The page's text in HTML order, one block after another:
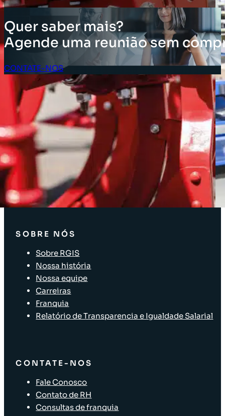
Quer saber mais?
Agende uma reunião sem
CONTATE-NOS
Acesso do Cliente
SOLUÇÕES
Soluções de inventário
Solução de Software Enterprise
Soluções para a cadeia de suprimentos
Identificação de Ativos
Auditoria e Merchandising
SOBRE NÓS
Sobre RGIS
Nossa história
Nossa equipe
Carreiras
Franquia
Relatório de Transparencia e Igualdade Salarial
CONTATE-NOS
Fale Conosco
Contato de RH
Consultas de franquia